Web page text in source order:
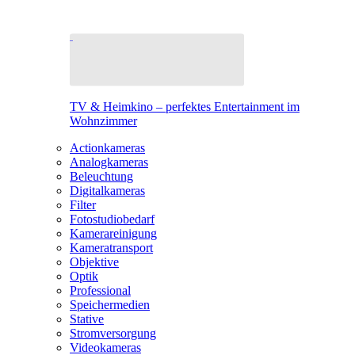
TV & Heimkino – perfektes Entertainment im
Wohnzimmer
Actionkameras
Analogkameras
Beleuchtung
Digitalkameras
Filter
Fotostudiobedarf
Kamerareinigung
Kameratransport
Objektive
Optik
Professional
Speichermedien
Stative
Stromversorgung
Videokameras